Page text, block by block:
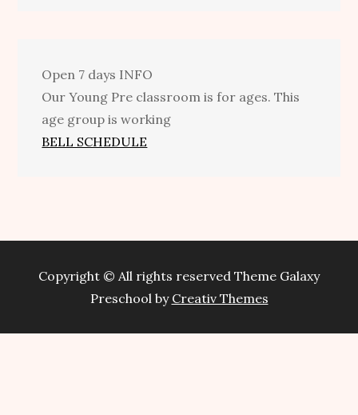
Open 7 days INFO
Our Young Pre classroom is for ages. This
age group is working
BELL SCHEDULE
Copyright © All rights reserved Theme Galaxy
Preschool by Creativ Themes